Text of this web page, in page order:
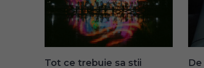
Tot ce trebuie sa stii